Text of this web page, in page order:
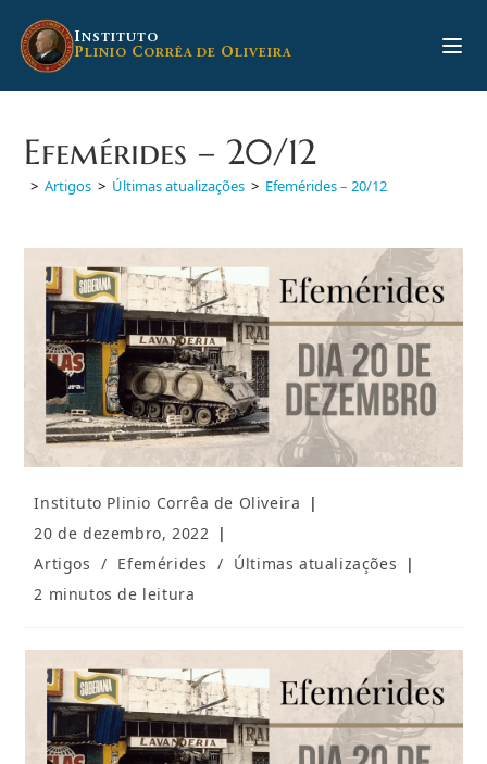
para
INSTITUTO
PLINIO CORRÊA DE OLIVEIRA
Efemérides – 20/12
> Artigos > Últimas atualizações > Efemérides – 20/12
Autor
post:
Instituto Plinio Corrêa de Oliveira
Post
20 de dezembro, 2022
Categoria
post:
Artigos / Efemérides / Últimas atualizações
Tempo
2 minutos de leitura